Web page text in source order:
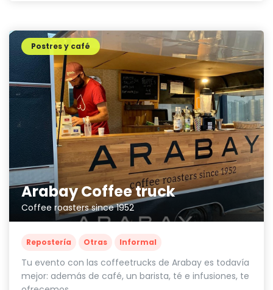
Arabay Coffee truck
Coffee roasters since 1952
Postres y café
Repostería Otras Informal
Tu evento con las coffeetrucks de Arabay es todavía
mejor: además de café, un barista, té e infusiones, te